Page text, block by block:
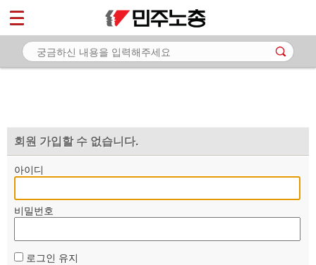
회원 가입할 수 없습니다.
아이디
비밀번호
로그인 유지
마이페이지
소개
자료
부설기관